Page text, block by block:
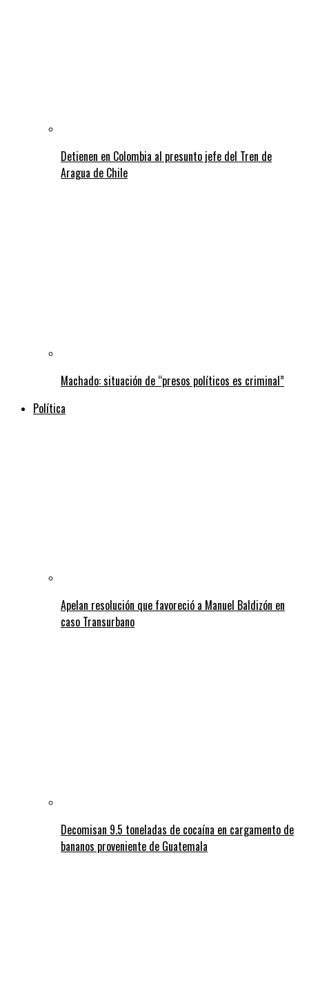
Detienen en Colombia al presunto jefe del Tren de
Aragua de Chile
Machado: situación de “presos políticos es criminal”
Política
Apelan resolución que favoreció a Manuel Baldizón en
caso Transurbano
Decomisan 9.5 toneladas de cocaína en cargamento de
bananos proveniente de Guatemala